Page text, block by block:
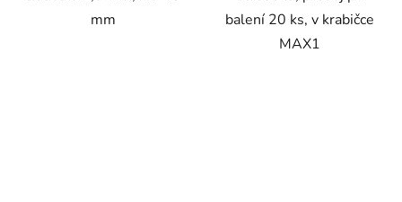
mm
balení 20 ks, v krabičce
MAX1